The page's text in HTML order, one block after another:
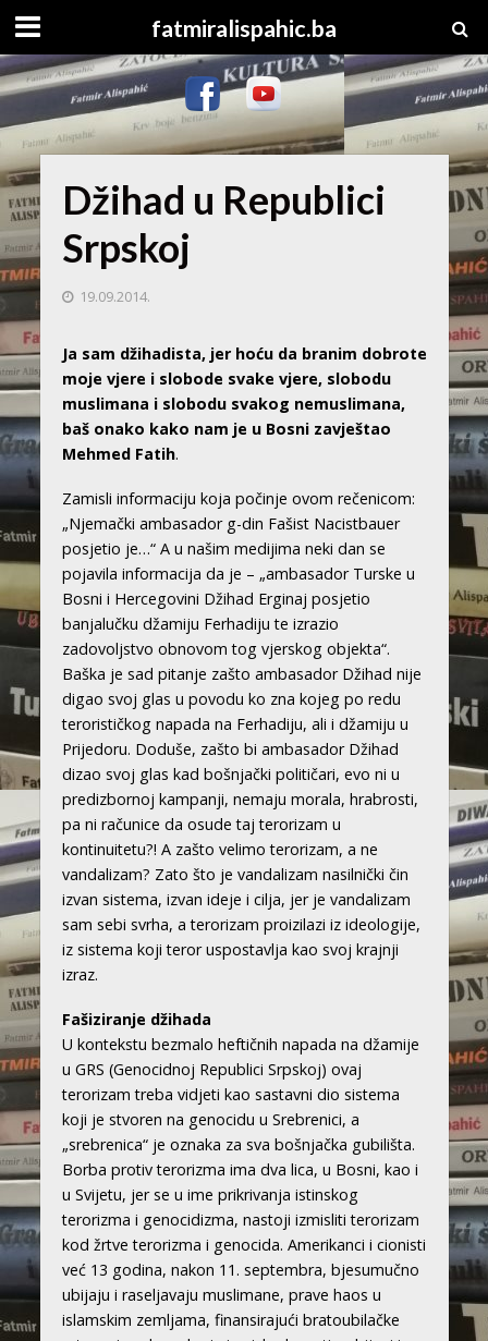
fatmiralispahic.ba
Džihad u Republici
Srpskoj
19.09.2014.
Ja sam džihadista, jer hoću da branim dobrote
moje vjere i slobode svake vjere, slobodu
muslimana i slobodu svakog nemuslimana,
baš onako kako nam je u Bosni zavještao
Mehmed Fatih.
Zamisli informaciju koja počinje ovom rečenicom:
„Njemački ambasador g-din Fašist Nacistbauer
posjetio je…“ A u našim medijima neki dan se
pojavila informacija da je – „ambasador Turske u
Bosni i Hercegovini Džihad Erginaj posjetio
banjalučku džamiju Ferhadiju te izrazio
zadovoljstvo obnovom tog vjerskog objekta“.
Baška je sad pitanje zašto ambasador Džihad nije
digao svoj glas u povodu ko zna kojeg po redu
terorističkog napada na Ferhadiju, ali i džamiju u
Prijedoru. Doduše, zašto bi ambasador Džihad
dizao svoj glas kad bošnjački političari, evo ni u
predizbornoj kampanji, nemaju morala, hrabrosti,
pa ni računice da osude taj terorizam u
kontinuitetu?! A zašto velimo terorizam, a ne
vandalizam? Zato što je vandalizam nasilnički čin
izvan sistema, izvan ideje i cilja, jer je vandalizam
sam sebi svrha, a terorizam proizilazi iz ideologije,
iz sistema koji teror uspostavlja kao svoj krajnji
izraz.
Fašiziranje džihada
U kontekstu bezmalo heftičnih napada na džamije
u GRS (Genocidnoj Republici Srpskoj) ovaj
terorizam treba vidjeti kao sastavni dio sistema
koji je stvoren na genocidu u Srebrenici, a
„srebrenica“ je oznaka za sva bošnjačka gubilišta.
Borba protiv terorizma ima dva lica, u Bosni, kao i
u Svijetu, jer se u ime prikrivanja istinskog
terorizma i genocidizma, nastoji izmisliti terorizam
kod žrtve terorizma i genocida. Amerikanci i cionisti
već 13 godina, nakon 11. septembra, bjesumučno
ubijaju i raseljavaju muslimane, prave haos u
islamskim zemljama, finansirajući bratoubilačke